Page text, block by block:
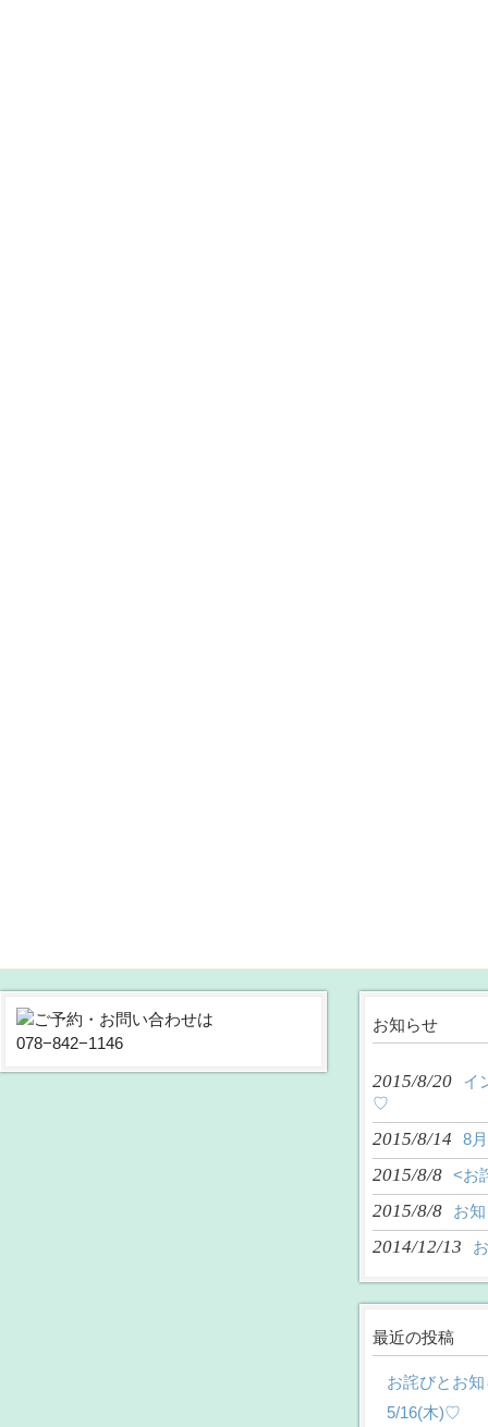
お知らせ
2015/8/20
イ
♡
2015/8/14 8
2015/8/8 <お
2015/8/8 お
2014/12/13
最近の投稿
お詫びとお
5/16(木)♡